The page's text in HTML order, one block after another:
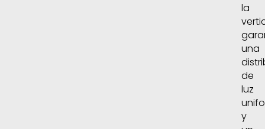
la
una
de
luz
y